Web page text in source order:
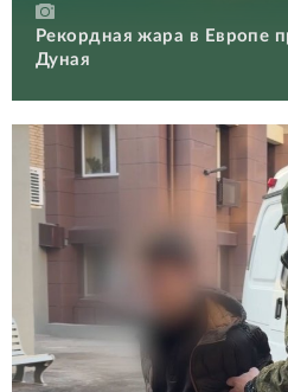
Рекордная жара в Европе
Дуная